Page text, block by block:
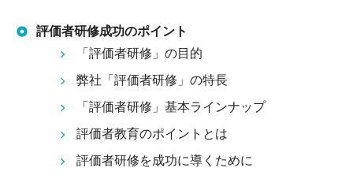
評価者研修成功のポイント
「評価者研修」の目的
弊社「評価者研修」の特長
「評価者研修」基本ラインナップ
評価者教育のポイントとは
評価者研修を成功に導くために